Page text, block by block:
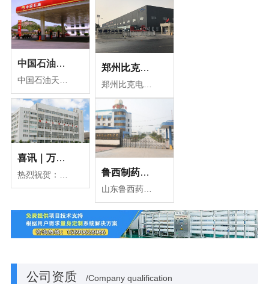
中国石油天然气集团有限公司案例 郑州比克电池车间用水选用万达环保纯化水设备
郑州比克电池公司在众多供应商中，择优选择了河南万达环保公司，我公司根据比克电池清洗车间用水标准，为其量身定制了多套纯化水设备，符合清洗车间用水标准，为生产高品质的电池保驾护航。
喜讯｜万达环保与新拓洋生物工程有限公司签约
鲁西制药使用万达环保纯化水机组设备
公司资质 /Company qualification